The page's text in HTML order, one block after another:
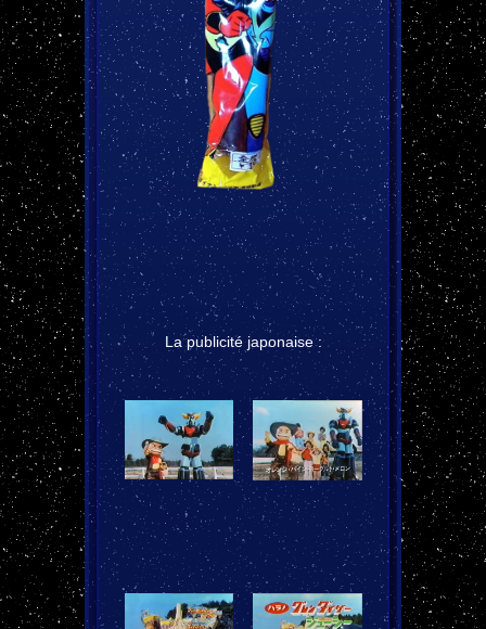
La publicité japonaise :